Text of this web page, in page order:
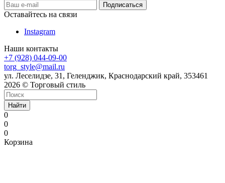
Оставайтесь на связи
Instagram
Наши контакты
+7 (928) 044-09-00
torg_style@mail.ru
ул. Леселидзе, 31, Геленджик, Краснодарский край, 353461
2026 © Торговый стиль
Найти
0
0
0
Корзина